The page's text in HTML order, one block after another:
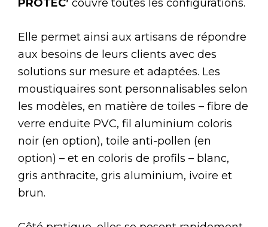
PROTEC’ couvre toutes les configurations.
Elle permet ainsi aux artisans de répondre
aux besoins de leurs clients avec des
solutions sur mesure et adaptées. Les
moustiquaires sont personnalisables selon
les modèles, en matière de toiles – fibre de
verre enduite PVC, fil aluminium coloris
noir (en option), toile anti-pollen (en
option) – et en coloris de profils – blanc,
gris anthracite, gris aluminium, ivoire et
brun.